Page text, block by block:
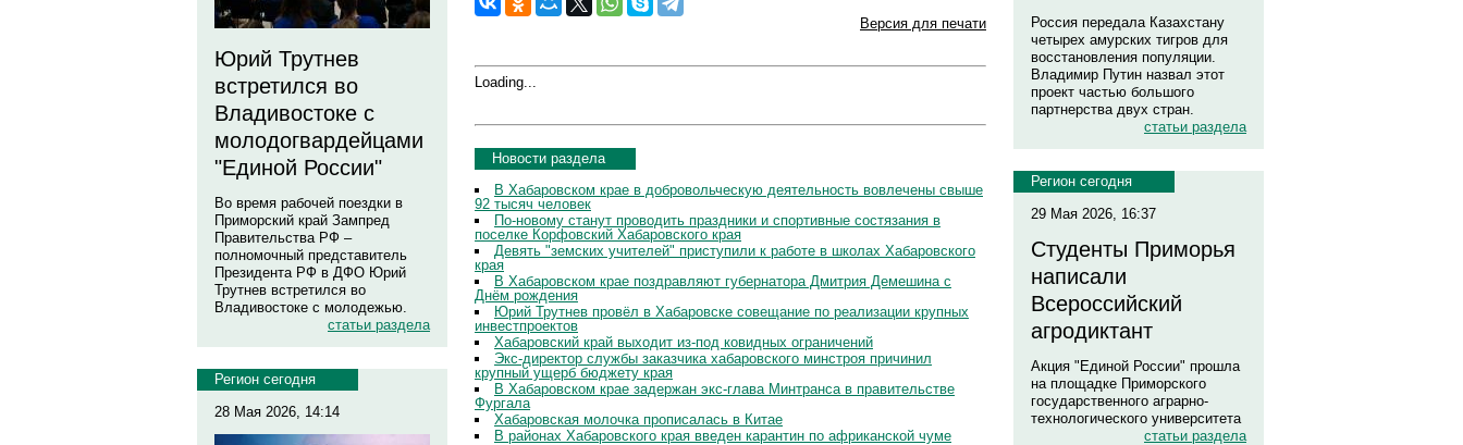
Юрий Трутнев
встретился во
Владивостоке с
молодогвардейцами
"Единой России"
Во время рабочей поездки в
Приморский край Зампред
Правительства РФ –
полномочный представитель
Президента РФ в ДФО Юрий
Трутнев встретился во
Владивостоке с молодежью.
статьи раздела
Регион сегодня
28 Мая 2026, 14:14
Версия для печати
Loading...
Новости раздела
В Хабаровском крае в добровольческую деятельность вовлечены свыше
92 тысяч человек
По-новому станут проводить праздники и спортивные состязания в
поселке Корфовский Хабаровского края
Девять "земских учителей" приступили к работе в школах Хабаровского
края
В Хабаровском крае поздравляют губернатора Дмитрия Демешина с
Днём рождения
Юрий Трутнев провёл в Хабаровске совещание по реализации крупных
инвестпроектов
Хабаровский край выходит из-под ковидных ограничений
Экс-директор службы заказчика хабаровского минстроя причинил
крупный ущерб бюджету края
В Хабаровском крае задержан экс-глава Минтранса в правительстве
Фургала
Хабаровская молочка прописалась в Китае
В районах Хабаровского края введен карантин по африканской чуме
Россия передала Казахстану
четырех амурских тигров для
восстановления популяции.
Владимир Путин назвал этот
проект частью большого
партнерства двух стран.
статьи раздела
Регион сегодня
29 Мая 2026, 16:37
Студенты Приморья
написали
Всероссийский
агродиктант
Акция "Единой России" прошла
на площадке Приморского
государственного аграрно-
технологического университета
статьи раздела